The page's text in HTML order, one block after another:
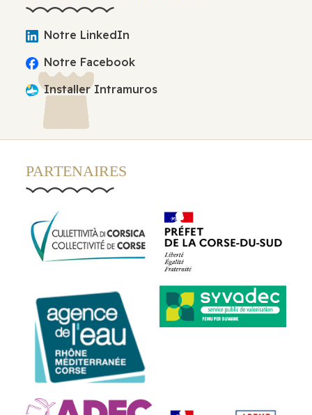
Notre LinkedIn
Notre Facebook
Installer Intramuros
PARTENAIRES